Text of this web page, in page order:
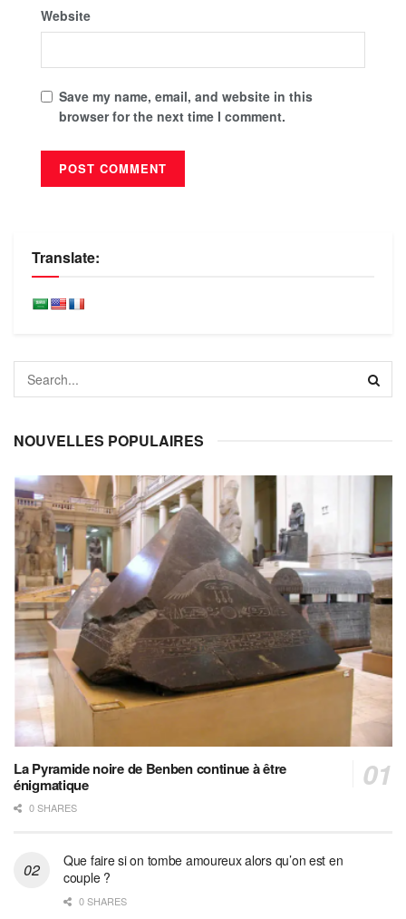
Website
Save my name, email, and website in this
browser for the next time I comment.
Translate:
NOUVELLES POPULAIRES
La Pyramide noire de Benben continue à être
énigmatique
0 SHARES
Que faire si on tombe amoureux alors qu’on est en
couple ?
0 SHARES